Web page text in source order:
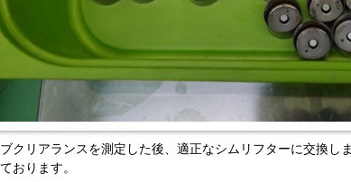
クリアランスを測定した後、適正なシムリフターに交換し
おります。